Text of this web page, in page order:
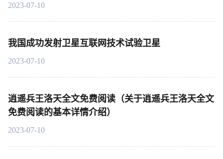
2023-07-10
我国成功发射卫星互联网技术试验卫星
2023-07-10
逍遥兵王洛天全文免费阅读（关于逍遥兵王洛天全文
免费阅读的基本详情介绍）
2023-07-10